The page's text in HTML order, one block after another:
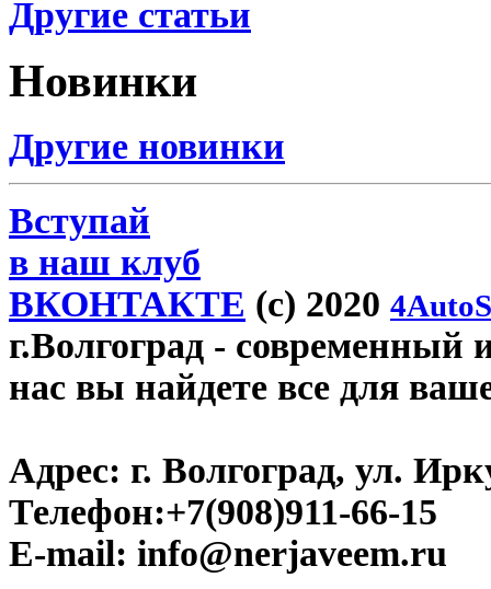
Другие статьи
Новинки
Другие новинки
Вступай
в наш клуб
ВКОНТАКТЕ (c) 2020
г.Волгоград - современный
нас вы найдете все для
Адрес: г. Волгоград, ул.
Телефон:+7(908)911-66-15
E-mail: info@nerjaveem.ru